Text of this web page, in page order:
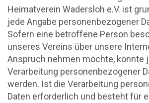
Heimatverein Wadersloh e.V. ist
jede Angabe personenbezogener
Sofern eine betroffene Person
unseres Vereins über unsere
Anspruch nehmen möchte, könnte
Verarbeitung personenbezogener
werden. Ist die Verarbeitung
Daten erforderlich und besteht für